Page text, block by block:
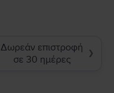
Δωρεάν επιστροφή
σε 30 ημέρες
❯